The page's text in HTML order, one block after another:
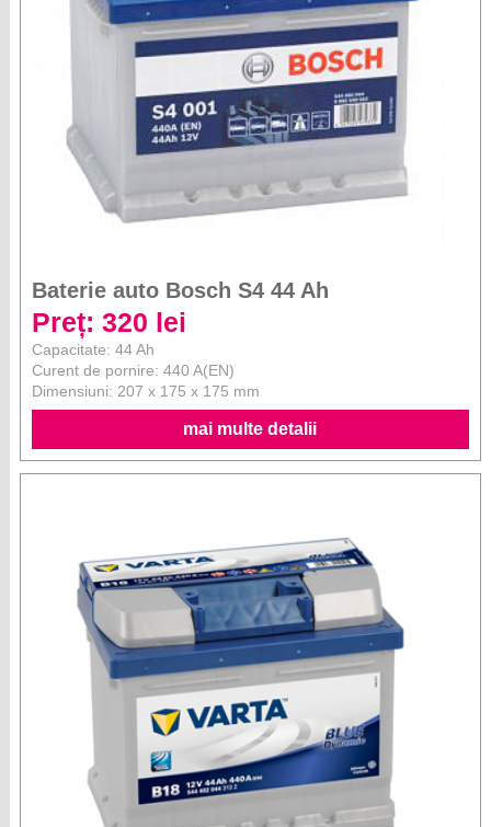
Baterie auto Bosch S4 44 Ah
Preț: 320 lei
Capacitate: 44 Ah
Curent de pornire: 440 A(EN)
Dimensiuni: 207 x 175 x 175 mm
mai multe detalii